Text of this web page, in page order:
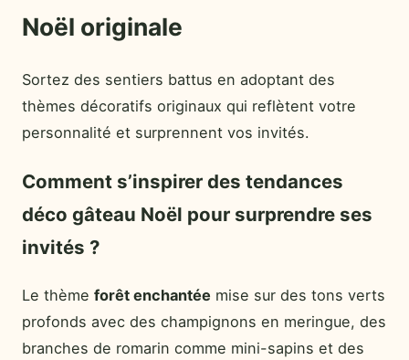
Noël originale
Sortez des sentiers battus en adoptant des
thèmes décoratifs originaux qui reflètent votre
personnalité et surprennent vos invités.
Comment s’inspirer des tendances
déco gâteau Noël pour surprendre ses
invités ?
Le thème forêt enchantée mise sur des tons verts
profonds avec des champignons en meringue, des
branches de romarin comme mini-sapins et des